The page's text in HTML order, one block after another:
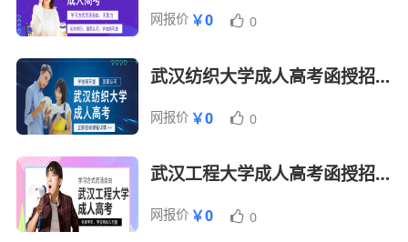
（2）毕业生择业广阔：所学知识以企业金融
制造等各种行业的中资、外资、合资企业从
事企业金融管理及一般管理工作，就业前景
优势
网报价 ￥0 0
武汉纺织大学成人高考函授招生简章
网报价 ￥0 0
武汉工程大学成人高考函授招生报名简章
网报价 ￥0 0